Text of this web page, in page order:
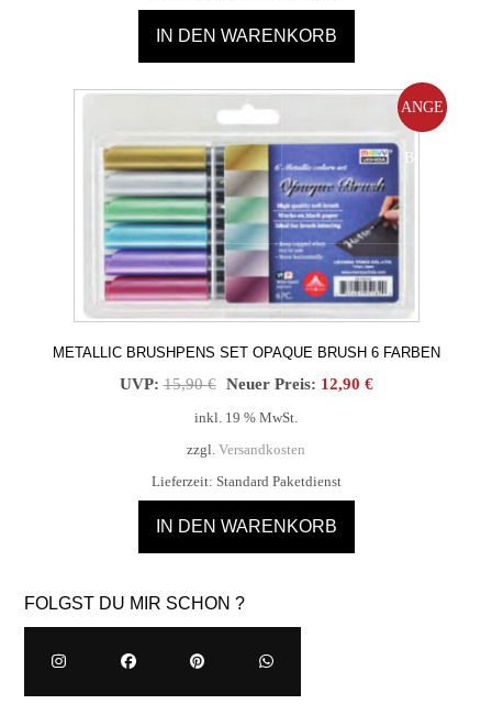
IN DEN WARENKORB
ANGE
BOT!
METALLIC BRUSHPENS SET OPAQUE BRUSH 6 FARBEN
UVP: 15,90€ Ursprünglicher
15,90 €
Neuer Preis: 12,90 €Aktueller
inkl. 19 % MwSt.
zzgl. Versandkosten
Lieferzeit: Standard Paketdienst
IN DEN WARENKORB
FOLGST DU MIR SCHON ?